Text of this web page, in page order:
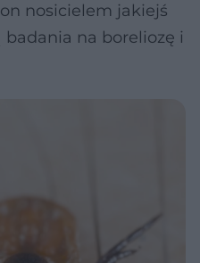
nosicielem jakiejś
na boreliozę i